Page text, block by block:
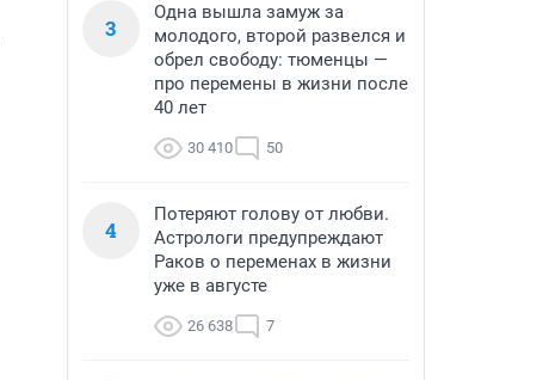
3
Одна вышла замуж за
молодого, второй развелся и
обрел свободу: тюменцы —
про перемены в жизни после
40 лет
30 410 50
4
Потеряют голову от любви.
Астрологи предупреждают
Раков о переменах в жизни
уже в августе
26 638 7